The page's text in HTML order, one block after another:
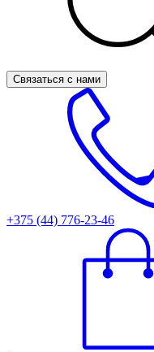
Связаться с нами
+375 (44) 776-23-46